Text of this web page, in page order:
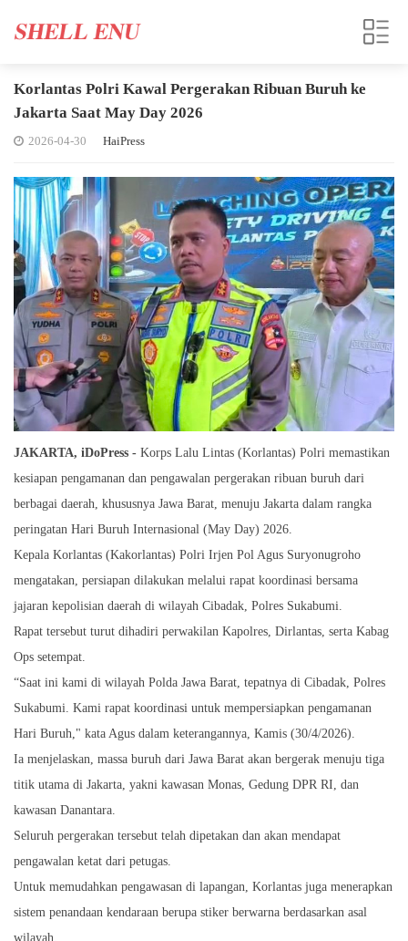
Korlantas Polri Kawal Pergerakan Ribuan Buruh ke
Jakarta Saat May Day 2026
2026-04-30 HaiPress
JAKARTA, iDoPress - Korps Lalu Lintas (Korlantas) Polri memastikan
kesiapan pengamanan dan pengawalan pergerakan ribuan buruh dari
berbagai daerah, khususnya Jawa Barat, menuju Jakarta dalam rangka
peringatan Hari Buruh Internasional (May Day) 2026.
Kepala Korlantas (Kakorlantas) Polri Irjen Pol Agus Suryonugroho
mengatakan, persiapan dilakukan melalui rapat koordinasi bersama
jajaran kepolisian daerah di wilayah Cibadak, Polres Sukabumi.
Rapat tersebut turut dihadiri perwakilan Kapolres, Dirlantas, serta Kabag
Ops setempat.
“Saat ini kami di wilayah Polda Jawa Barat, tepatnya di Cibadak, Polres
Sukabumi. Kami rapat koordinasi untuk mempersiapkan pengamanan
Hari Buruh," kata Agus dalam keterangannya, Kamis (30/4/2026).
Ia menjelaskan, massa buruh dari Jawa Barat akan bergerak menuju tiga
titik utama di Jakarta, yakni kawasan Monas, Gedung DPR RI, dan
kawasan Danantara.
Seluruh pergerakan tersebut telah dipetakan dan akan mendapat
pengawalan ketat dari petugas.
Untuk memudahkan pengawasan di lapangan, Korlantas juga menerapkan
sistem penandaan kendaraan berupa stiker berwarna berdasarkan asal
wilayah.